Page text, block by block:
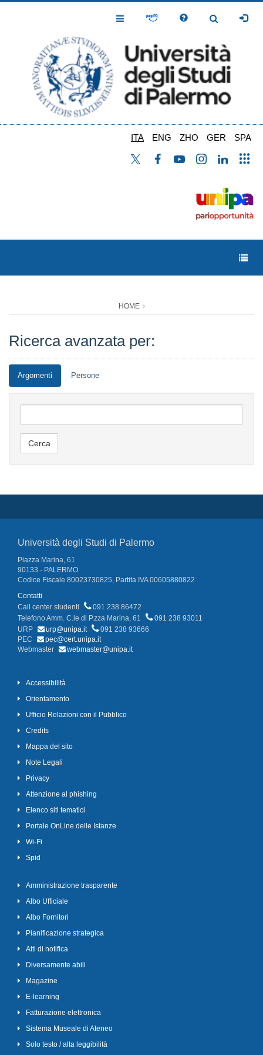
Toggle
Toggle
ITA ENG ZHO GER SPA
HOME
Ricerca avanzata per:
Argomenti Persone
Università degli Studi di Palermo
Piazza Marina, 61
90133 - PALERMO
Codice Fiscale 80023730825, Partita IVA 00605880822
Contatti
Call center studenti
091 238 86472
Telefono Amm. C.le di P.zza Marina, 61
091 238 93011
URP
urp@unipa.it
091 238 93666
PEC
pec@cert.unipa.it
Webmaster
webmaster@unipa.it
Accessibilità
Orientamento
Ufficio Relazioni con il Pubblico
Credits
Mappa del sito
Note Legali
Privacy
Attenzione al phishing
Elenco siti tematici
Portale OnLine delle Istanze
Wi-Fi
Spid
Amministrazione trasparente
Albo Ufficiale
Albo Fornitori
Pianificazione strategica
Atti di notifica
Diversamente abili
Magazine
E-learning
Fatturazione elettronica
Sistema Museale di Ateneo
Solo testo / alta leggibilità